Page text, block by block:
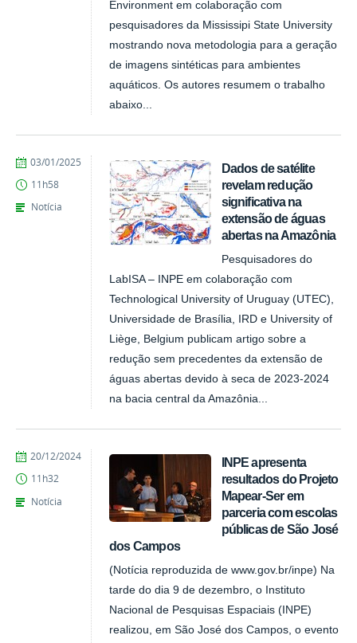
Environment em colaboração com
pesquisadores da Mississipi State University
mostrando nova metodologia para a geração
de imagens sintéticas para ambientes
aquáticos. Os autores resumem o trabalho
abaixo...
Dados de satélite
revelam redução
significativa na
extensão de águas
abertas na Amazônia
Pesquisadores do
LabISA – INPE em colaboração com
Technological University of Uruguay (UTEC),
Universidade de Brasília, IRD e University of
Liège, Belgium publicam artigo sobre a
redução sem precedentes da extensão de
águas abertas devido à seca de 2023-2024
na bacia central da Amazônia...
publicado
03/01/2025
11h58
Notícia
INPE apresenta
resultados do Projeto
Mapear-Ser em
parceria com escolas
públicas de São José
dos Campos
(Notícia reproduzida de www.gov.br/inpe) Na
tarde do dia 9 de dezembro, o Instituto
Nacional de Pesquisas Espaciais (INPE)
realizou, em São José dos Campos, o evento
publicado
20/12/2024
11h32
Notícia